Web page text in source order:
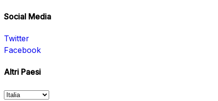
Social Media
Twitter
Facebook
Altri Paesi